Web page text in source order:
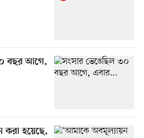
বছর আগে,
করা হয়েছে,